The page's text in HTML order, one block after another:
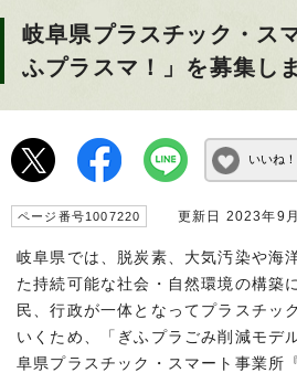
岐阜県プラスチック・ス
ふプラスマ！」を募集し
いいね！
ページ番号1007220 更新日 2023年9
岐阜県では、脱炭素、大気汚染や海
た持続可能な社会・自然環境の構築
民、行政が一体となってプラスチッ
いくため、「ぎふプラごみ削減モデ
阜県プラスチック・スマート事業所